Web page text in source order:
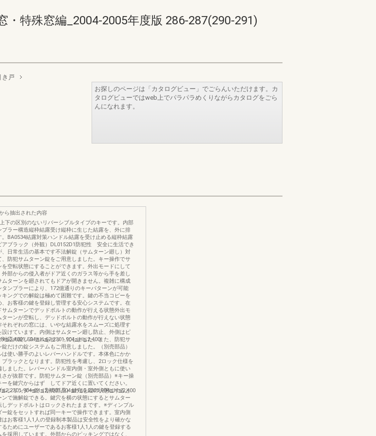
特殊窓編_2004-2005年度版 286-287(290-291)
戸
お探しのページは「カタログビュー」でごらんいただけます。カ
タログビューではweb上でパラパラめくりながらカタログをごら
んになれます。
ら抽出された内容
下の区別のないリバーシブルタイプのキーです。内部
ブラー構造縦枠結露受け縦枠に生じた結露を、外に排
。BA0534結露対策ハンドル結露を受け止める縦枠結露
アブラック（外観）DL0152D1防犯性 安全に生活でき
、日常生活の基本です不法解錠（サムターン廻し）対
、防犯サムターン錠をご用意しました。キー操作でサ
を空転状態にすることができます。外出モードにして
外部からの侵入者がドア近くのガラス等から手を差し
ムターンを廻されてもドアが開きません。複雑に構成
タンブラーにより、172億通りのキーパターンが可能
キングでの解錠は極めて困難です。鍵の不当コピーを
、お客様の鍵を登録し管理する安心システムです。在
サムターンでデッドボルトの動作が行える状態外出モ
ターンが空転し、デッドボルトの動作が行えない状態
それぞれの窓には、いやな結露水をスムーズに処理す
設けています。内側はサムターン廻し防止、外側はピ
対応の錠システムをセットにしました。また、防犯サ
錠だけの錠システムもご用意しました。（別売部品）
は使い勝手のよいレバーハンドルです。本体色にかか
ブラックとなります。防犯性を考慮し、2ロック仕様を
しました。レバーハンドル室内側・室外側ともに使い
さが抜群です。防犯サムターン錠（別売部品）※キー操
ーを鍵穴からはず してドア近くに置いてください。
ルシリンダー錠（別売部品）鍵穴を縦の状態にすると
ンで施解錠できる。鍵穴を横の状態にするとサムター
しデッドボルトはロックされたままです。※ディンプル
ー錠をセットすれば同一キーで操作できます。室内側
はお客様1人1人の登録制本製品は安全性をより確かな
るためにユーザーであるお客様1人1人の鍵を登録する
を採用しています。外部からのピッキングではなく、